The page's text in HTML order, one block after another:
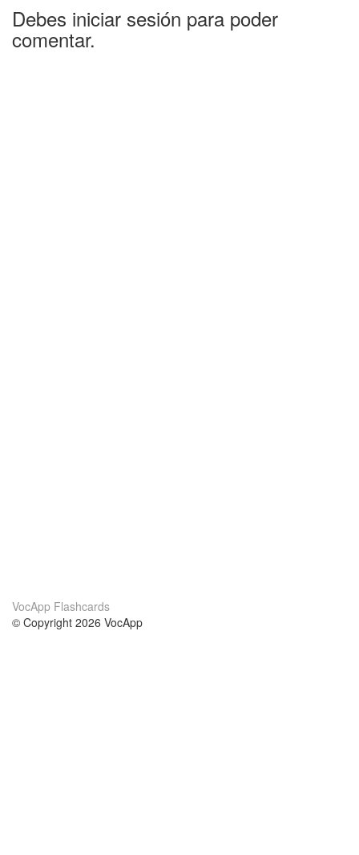
Debes iniciar sesión para poder
comentar.
VocApp Flashcards
© Copyright 2026 VocApp